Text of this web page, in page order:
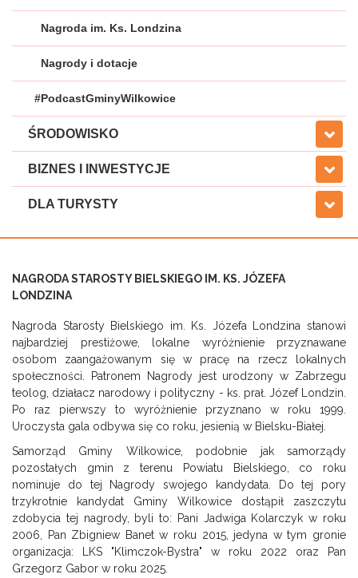
Nagroda im. Ks. Londzina
Nagrody i dotacje
#PodcastGminyWilkowice
ŚRODOWISKO
BIZNES I INWESTYCJE
DLA TURYSTY
NAGRODA STAROSTY BIELSKIEGO IM. KS. JÓZEFA
LONDZINA
Nagroda Starosty Bielskiego im. Ks. Józefa Londzina stanowi
najbardziej prestiżowe, lokalne wyróżnienie przyznawane
osobom zaangażowanym się w pracę na rzecz lokalnych
społeczności. Patronem Nagrody jest urodzony w Zabrzegu
teolog, działacz narodowy i polityczny - ks. prał. Józef Londzin.
Po raz pierwszy to wyróżnienie przyznano w roku 1999.
Uroczysta gala odbywa się co roku, jesienią w Bielsku-Białej.
Samorząd Gminy Wilkowice, podobnie jak samorządy
pozostałych gmin z terenu Powiatu Bielskiego, co roku
nominuje do tej Nagrody swojego kandydata. Do tej pory
trzykrotnie kandydat Gminy Wilkowice dostąpił zaszczytu
zdobycia tej nagrody, byli to: Pani Jadwiga Kolarczyk w roku
2006, Pan Zbigniew Banet w roku 2015, jedyna w tym gronie
organizacja: LKS "Klimczok-Bystra" w roku 2022 oraz Pan
Grzegorz Gabor w roku 2025.